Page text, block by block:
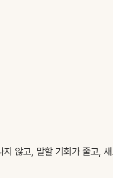
않고, 말할 기회가 줄고,